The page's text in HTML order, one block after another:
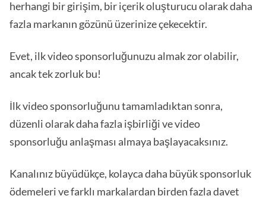
herhangi bir girişim, bir içerik oluşturucu olarak daha
fazla markanın gözünü üzerinize çekecektir.
Evet, ilk video sponsorluğunuzu almak zor olabilir,
ancak tek zorluk bu!
İlk video sponsorluğunu tamamladıktan sonra,
düzenli olarak daha fazla işbirliği ve video
sponsorluğu anlaşması almaya başlayacaksınız.
Kanalınız büyüdükçe, kolayca daha büyük sponsorluk
ödemeleri ve farklı markalardan birden fazla davet